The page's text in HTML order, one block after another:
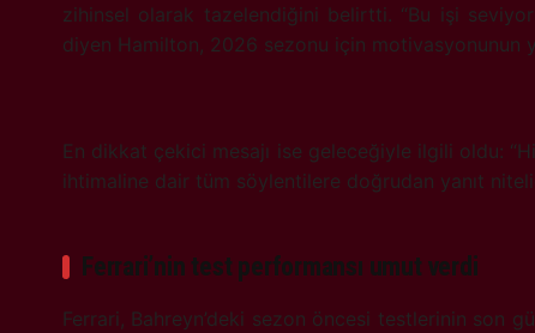
zihinsel olarak tazelendiğini belirtti. “Bu işi
diyen Hamilton, 2026 sezonu için motivasyonunun
En dikkat çekici mesajı ise geleceğiyle ilgili oldu:
ihtimaline dair tüm söylentilere doğrudan yanıt
Ferrari’nin test performansı umut verdi
Ferrari, Bahreyn’deki sezon öncesi testlerinin son